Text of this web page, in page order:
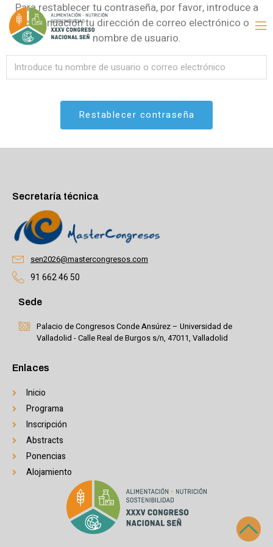
Para restablecer tu contraseña, por favor, introduce a
continuación tu dirección de correo electrónico o
nombre de usuario.
Secretaría técnica
sen2026@mastercongresos.com
91 662 46 50
Sede
Palacio de Congresos Conde Ansúrez – Universidad de
Valladolid - Calle Real de Burgos s/n, 47011, Valladolid
Enlaces
Inicio
Programa
Inscripción
Abstracts
Ponencias
Alojamiento